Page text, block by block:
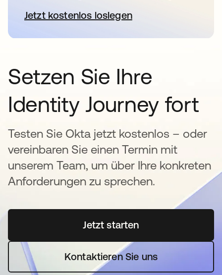
Jetzt kostenlos loslegen
wird in einer neuen
Setzen Sie Ihre
Identity Journey fort
Testen Sie Okta jetzt kostenlos – oder
vereinbaren Sie einen Termin mit
unserem Team, um über Ihre konkreten
Anforderungen zu sprechen.
Jetzt startenwird in einer neuen
Kontaktieren Sie uns